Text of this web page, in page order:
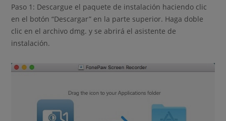
Paso 1: Descargue el paquete de instalación haciendo clic
en el botón “Descargar” en la parte superior. Haga doble
clic en el archivo dmg. y se abrirá el asistente de
instalación.